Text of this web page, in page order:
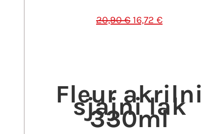
20,90€ Izvorna
16,72 €Trenutna
Fleur akrilni
sjajni lak
330ml